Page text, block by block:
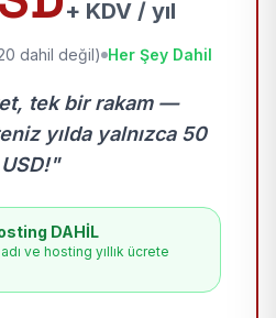
+ KDV / yıl
dahil değil) Her Şey Dahil
tek bir rakam —
yılda yalnızca 50
USD!"
DAHİL
ve hosting yıllık ücrete